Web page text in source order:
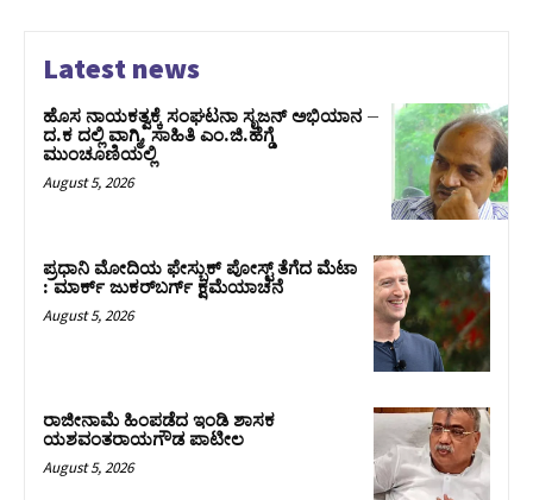
Latest news
ಹೊಸ ನಾಯಕತ್ವಕ್ಕೆ ಸಂಘಟನಾ ಸೃಜನ್ ಅಭಿಯಾನ –
ದ.ಕ ದಲ್ಲಿ ವಾಗ್ಮಿ, ಸಾಹಿತಿ ಎಂ.ಜಿ.ಹೆಗ್ಡೆ
ಮುಂಚೂಣಿಯಲ್ಲಿ
August 5, 2026
ಪ್ರಧಾನಿ ಮೋದಿಯ ಫೇಸ್ಬುಕ್‌ ಪೋಸ್ಟ್‌ ತೆಗೆದ ಮೆಟಾ
: ಮಾರ್ಕ್ ಜುಕರ್‌ಬರ್ಗ್ ಕ್ಷಮೆಯಾಚನೆ
August 5, 2026
ರಾಜೀನಾಮೆ ಹಿಂಪಡೆದ ಇಂಡಿ ಶಾಸಕ
ಯಶವಂತರಾಯಗೌಡ ಪಾಟೀಲ
August 5, 2026